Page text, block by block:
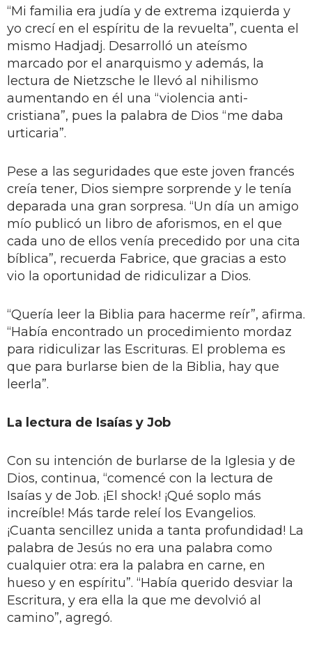
“Mi familia era judía y de extrema izquierda y
yo crecí en el espíritu de la revuelta”, cuenta el
mismo Hadjadj. Desarrolló un ateísmo
marcado por el anarquismo y además, la
lectura de Nietzsche le llevó al nihilismo
aumentando en él una “violencia anti-
cristiana”, pues la palabra de Dios “me daba
urticaria”.
Pese a las seguridades que este joven francés
creía tener, Dios siempre sorprende y le tenía
deparada una gran sorpresa. “Un día un amigo
mío publicó un libro de aforismos, en el que
cada uno de ellos venía precedido por una cita
bíblica”, recuerda Fabrice, que gracias a esto
vio la oportunidad de ridiculizar a Dios.
“Quería leer la Biblia para hacerme reír”, afirma.
“Había encontrado un procedimiento mordaz
para ridiculizar las Escrituras. El problema es
que para burlarse bien de la Biblia, hay que
leerla”.
La lectura de Isaías y Job
Con su intención de burlarse de la Iglesia y de
Dios, continua, “comencé con la lectura de
Isaías y de Job. ¡El shock! ¡Qué soplo más
increíble! Más tarde releí los Evangelios.
¡Cuanta sencillez unida a tanta profundidad! La
palabra de Jesús no era una palabra como
cualquier otra: era la palabra en carne, en
hueso y en espíritu”. “Había querido desviar la
Escritura, y era ella la que me devolvió al
camino”, agregó.